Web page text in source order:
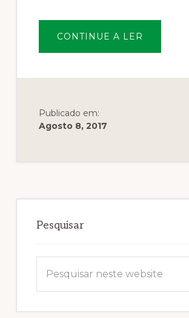
CONTINUE A LER
Publicado em:
Agosto 8, 2017
primária
Pesquisar
neste